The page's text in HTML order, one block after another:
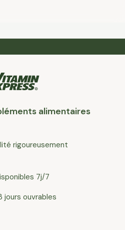
alimentaires
rigoureusement
7j/7
jours ouvrables